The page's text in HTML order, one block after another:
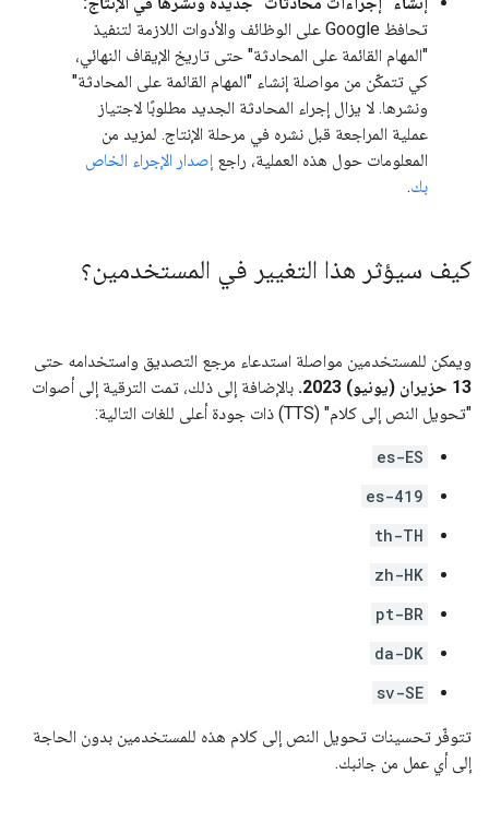
تحافظ Google على الوظائف والأدوات اللازمة لتنفيذ
"المهام القائمة على المحادثة" حتى تاريخ الإيقاف النهائي،
كي تتمكّن من مواصلة إنشاء "المهام القائمة على المحادثة"
ونشرها. لا يزال إجراء المحادثة الجديد مطلوبًا لاجتياز
عملية المراجعة قبل نشره في مرحلة الإنتاج. لمزيد من
المعلومات حول هذه العملية، راجع إصدار الإجراء الخاص
بك.
كيف سيؤثر هذا التغيير في المستخدمين؟
ويمكن للمستخدمين مواصلة استدعاء مرجع التصديق واستخدامه حتى
13 حزيران (يونيو) 2023.
بالإضافة إلى ذلك، تمت الترقية إلى أصوات
"تحويل النص إلى كلام" (TTS) ذات جودة أعلى للغات التالية:
es-ES
es-419
th-TH
zh-HK
pt-BR
da-DK
sv-SE
تتوفّر تحسينات تحويل النص إلى كلام هذه للمستخدمين بدون الحاجة
إلى أي عمل من جانبك.